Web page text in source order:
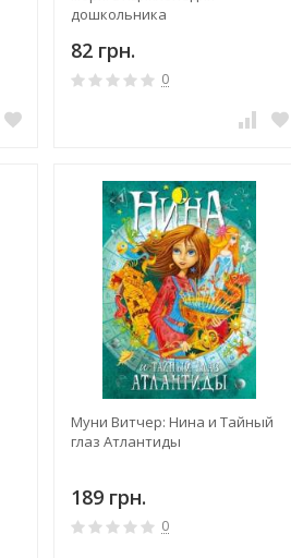
дошкольника
82 грн.
0
Муни Витчер: Нина и Тайный
глаз Атлантиды
189 грн.
0